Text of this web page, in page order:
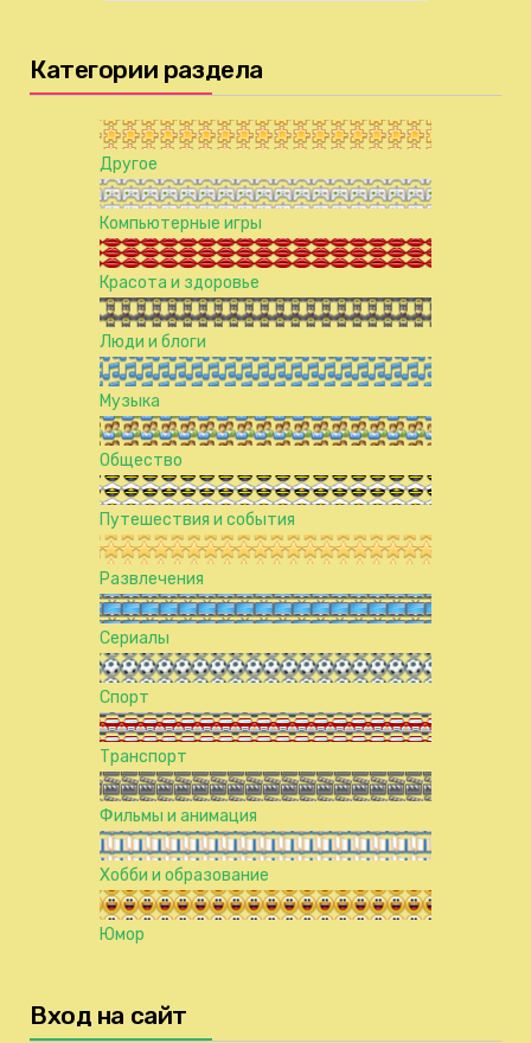
Категории раздела
Другое
Компьютерные игры
Красота и здоровье
Люди и блоги
Музыка
Общество
Путешествия и события
Развлечения
Сериалы
Спорт
Транспорт
Фильмы и анимация
Хобби и образование
Юмор
Вход на сайт